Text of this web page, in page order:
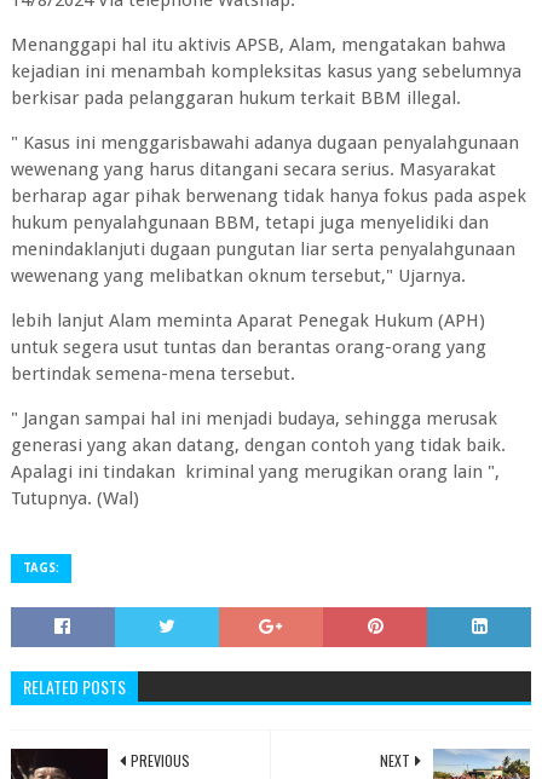
Menanggapi hal itu aktivis APSB, Alam, mengatakan bahwa
kejadian ini menambah kompleksitas kasus yang sebelumnya
berkisar pada pelanggaran hukum terkait BBM illegal.
" Kasus ini menggarisbawahi adanya dugaan penyalahgunaan
wewenang yang harus ditangani secara serius. Masyarakat
berharap agar pihak berwenang tidak hanya fokus pada aspek
hukum penyalahgunaan BBM, tetapi juga menyelidiki dan
menindaklanjuti dugaan pungutan liar serta penyalahgunaan
wewenang yang melibatkan oknum tersebut," Ujarnya.
lebih lanjut Alam meminta Aparat Penegak Hukum (APH)
untuk segera usut tuntas dan berantas orang-orang yang
bertindak semena-mena tersebut.
" Jangan sampai hal ini menjadi budaya, sehingga merusak
generasi yang akan datang, dengan contoh yang tidak baik.
Apalagi ini tindakan kriminal yang merugikan orang lain ",
Tutupnya. (Wal)
TAGS:
RELATED POSTS
NEXT
PREVIOUS